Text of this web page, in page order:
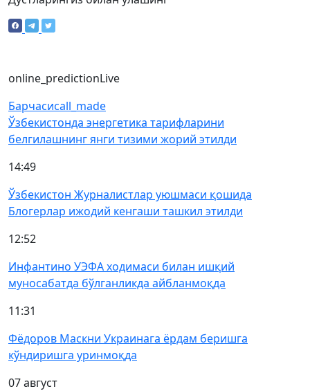
online_predictionLive
Барчасиcall_made
Ўзбекистонда энергетика тарифларини
белгилашнинг янги тизими жорий этилди
14:49
Ўзбекистон Журналистлар уюшмаси қошида
Блогерлар ижодий кенгаши ташкил этилди
12:52
Инфантино УЭФА ходимаси билан ишқий
муносабатда бўлганликда айбланмоқда
11:31
Фёдоров Маскни Украинага ёрдам беришга
кўндиришга уринмоқда
07 август